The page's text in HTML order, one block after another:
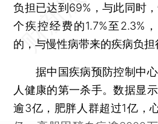
负担已达到69%，与此同时
个疾控经费的1.7%至2.3%
的，与慢性病带来的疾病负担
据中国疾病预防控制中心
人健康的第一杀手。数据显
逾3亿，肥胖人群超过1亿，